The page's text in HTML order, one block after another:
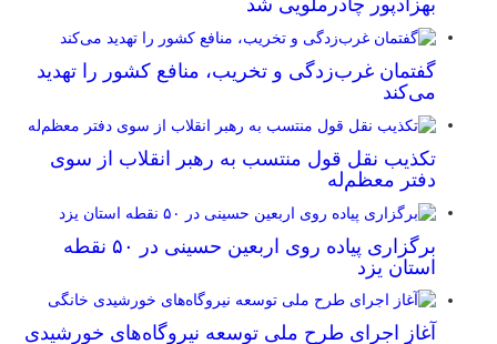
بهزادپور چادرملویی شد
گفتمان غرب‌زدگی و تخریب، منافع کشور را تهدید
می‌کند
تکذیب نقل قول منتسب به رهبر انقلاب از سوی
دفتر معظم‌له
برگزاری پیاده روی اربعین حسینی در ۵۰ نقطه
استان یزد
آغاز اجرای طرح ملی توسعه نیروگاه‌های خورشیدی